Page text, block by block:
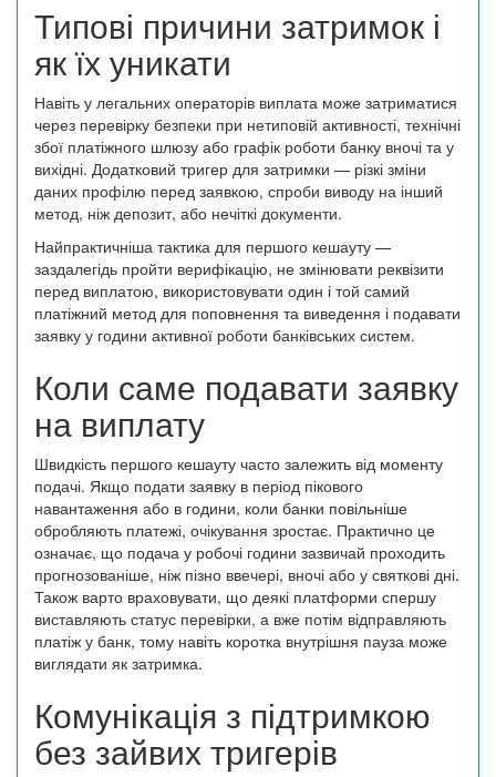
Типові причини затримок і
як їх уникати
Навіть у легальних операторів виплата може затриматися
через перевірку безпеки при нетиповій активності, технічні
збої платіжного шлюзу або графік роботи банку вночі та у
вихідні. Додатковий тригер для затримки — різкі зміни
даних профілю перед заявкою, спроби виводу на інший
метод, ніж депозит, або нечіткі документи.
Найпрактичніша тактика для першого кешауту —
заздалегідь пройти верифікацію, не змінювати реквізити
перед виплатою, використовувати один і той самий
платіжний метод для поповнення та виведення і подавати
заявку у години активної роботи банківських систем.
Коли саме подавати заявку
на виплату
Швидкість першого кешауту часто залежить від моменту
подачі. Якщо подати заявку в період пікового
навантаження або в години, коли банки повільніше
обробляють платежі, очікування зростає. Практично це
означає, що подача у робочі години зазвичай проходить
прогнозованіше, ніж пізно ввечері, вночі або у святкові дні.
Також варто враховувати, що деякі платформи спершу
виставляють статус перевірки, а вже потім відправляють
платіж у банк, тому навіть коротка внутрішня пауза може
виглядати як затримка.
Комунікація з підтримкою
без зайвих тригерів